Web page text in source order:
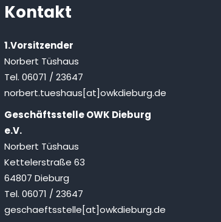
Kontakt
1.Vorsitzender
Norbert Tüshaus
Tel. 06071 / 23647
norbert.tueshaus[at]owkdieburg.de
Geschäftsstelle OWK Dieburg
e.V.
Norbert Tüshaus
Kettelerstraße 63
64807 Dieburg
Tel. 06071 / 23647
geschaeftsstelle[at]owkdieburg.de